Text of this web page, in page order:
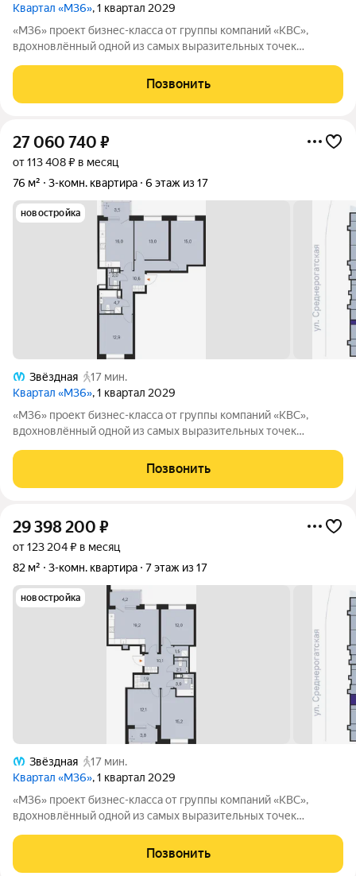
Квартал «М36», 1 квартал 2029
«М36» проект бизнес-класса от группы компаний «КВС»,
вдохновлённый одной из самых выразительных точек
Возничего. В астрономии этот объект символизирует порядок,
точность и уверенность в движении. В
Позвонить
27 060 740 ₽
от 113 408 ₽ в месяц
76 м²
3-комн. квартира 6 этаж из 17
новостройка
Звёздная
17 мин.
Квартал «М36», 1 квартал 2029
«М36» проект бизнес-класса от группы компаний «КВС»,
вдохновлённый одной из самых выразительных точек
Возничего. В астрономии этот объект символизирует порядок,
точность и уверенность в движении. В
Позвонить
29 398 200 ₽
от 123 204 ₽ в месяц
82 м²
3-комн. квартира 7 этаж из 17
новостройка
Звёздная
17 мин.
Квартал «М36», 1 квартал 2029
«М36» проект бизнес-класса от группы компаний «КВС»,
вдохновлённый одной из самых выразительных точек
Возничего. В астрономии этот объект символизирует порядок,
точность и уверенность в движении. В
Позвонить